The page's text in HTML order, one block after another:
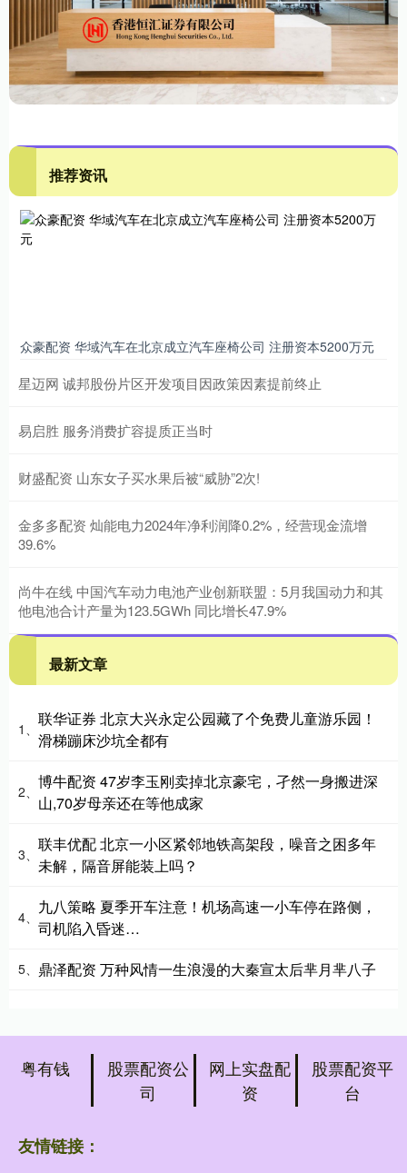
推荐资讯
众豪配资 华域汽车在北京成立汽车座椅公司 注册资本5200万元
星迈网 诚邦股份片区开发项目因政策因素提前终止
易启胜 服务消费扩容提质正当时
财盛配资 山东女子买水果后被“威胁”2次!
金多多配资 灿能电力2024年净利润降0.2%，经营现金流增
39.6%
尚牛在线 中国汽车动力电池产业创新联盟：5月我国动力和其
他电池合计产量为123.5GWh 同比增长47.9%
最新文章
1、
联华证券 北京大兴永定公园藏了个免费儿童游乐园！
滑梯蹦床沙坑全都有
2、
博牛配资 47岁李玉刚卖掉北京豪宅，孑然一身搬进深
山,70岁母亲还在等他成家
3、
联丰优配 北京一小区紧邻地铁高架段，噪音之困多年
未解，隔音屏能装上吗？
4、
九八策略 夏季开车注意！机场高速一小车停在路侧，
司机陷入昏迷…
5、 鼎泽配资 万种风情一生浪漫的大秦宣太后芈月芈八子
粤有钱
股票配资公
司
网上实盘配
资
股票配资平
台
友情链接：